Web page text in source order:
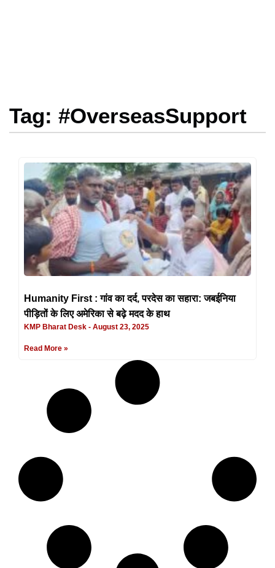
Tag: #OverseasSupport
Humanity First : गांव का दर्द, परदेस का सहारा: जबईनिया
पीड़ितों के लिए अमेरिका से बढ़े मदद के हाथ
KMP Bharat Desk August 23, 2025
Read More »